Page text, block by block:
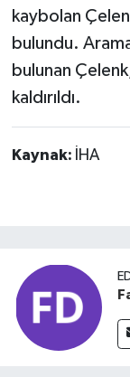
kaybolan
bulundu.
bulunan
kaldırıldı.
Kaynak: İHA